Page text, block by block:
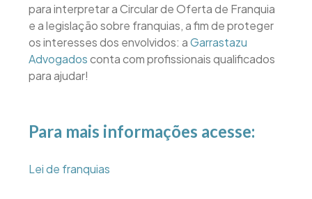
para interpretar a Circular de Oferta de Franquia
e a legislação sobre franquias, a fim de proteger
os interesses dos envolvidos: aGarrastazu
Advogadosconta com profissionais qualificados
para ajudar!
Para mais informações acesse:
Lei de franquias